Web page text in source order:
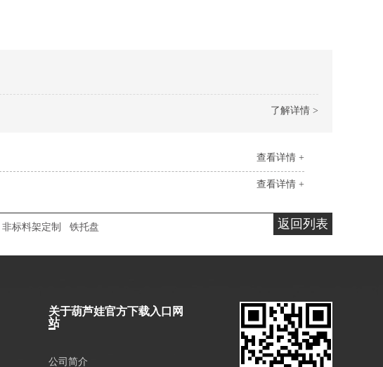
了解详情 >
查看详情 +
查看详情 +
返回列表
非标料架定制 铁托盘
关于葫芦娃官方下载入口网
站
公司简介